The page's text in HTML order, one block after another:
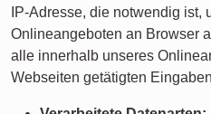
IP-Adresse, die notwendig ist,
Onlineangeboten an Browser
alle innerhalb unseres
Webseiten getätigten